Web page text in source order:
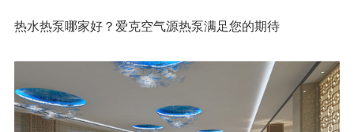
热水热泵哪家好？爱克空气源热泵满足您的期待